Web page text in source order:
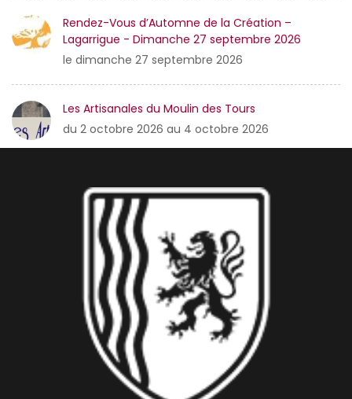
Rendez-Vous d’Automne de la Création –
Lagarrigue - Dimanche 27 septembre 2026
le dimanche 27 septembre 2026
Les Artisanales du Moulin des Tours
du 2 octobre 2026 au 4 octobre 2026